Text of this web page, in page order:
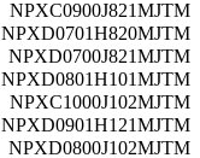
NPXC0900J821MJTM
NPXD0701H820MJTM
NPXD0700J821MJTM
NPXD0801H101MJTM
NPXC1000J102MJTM
NPXD0901H121MJTM
NPXD0800J102MJTM